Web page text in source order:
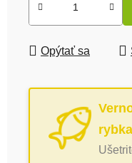
Opýtať sa
rybka